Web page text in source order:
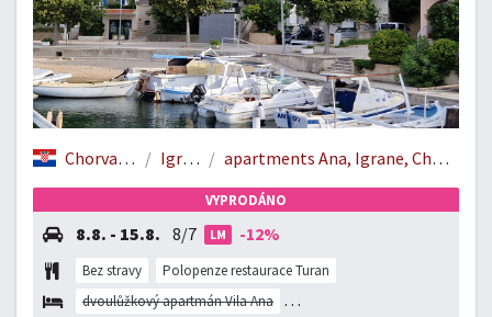
Chorvatsko Igrane apartments Ana, Igrane, Chorvatsko
VYPRODÁNO
8.8. - 15.8. 8/7 LM -12%
Bez stravy
Polopenze restaurace Turan
dvoulůžkový apartmán Vila Ana
dvoulůžkový apartmán vila Grgo